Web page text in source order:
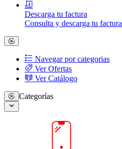
Descarga tu factura
Consulta y descarga tu factura
Navegar por categorias
Ver Ofertas
Ver Catálogo
Categorías